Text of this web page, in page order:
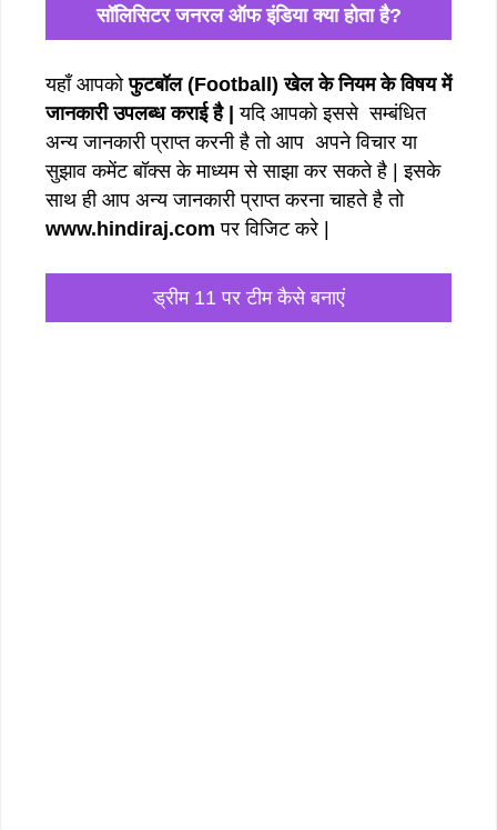
सॉलिसिटर जनरल ऑफ इंडिया क्या होता है?
यहाँ आपकोफुटबॉल (Football) खेल के नियम के विषय में
जानकारी उपलब्ध कराई है | यदि आपको इससे सम्बंधित
अन्य जानकारी प्राप्त करनी है तो आप अपने विचार या
सुझाव कमेंट बॉक्स के माध्यम से साझा कर सकते है | इसके
साथ ही आप अन्य जानकारी प्राप्त करना चाहते है तो
www.hindiraj.com पर विजिट करे |
ड्रीम 11 पर टीम कैसे बनाएं